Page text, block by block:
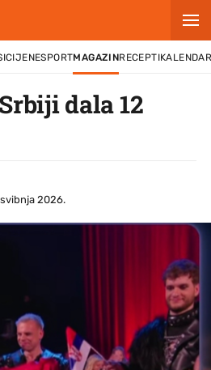
CIJENESPORTMAGAZINRECEPTI
dala 12
2026.